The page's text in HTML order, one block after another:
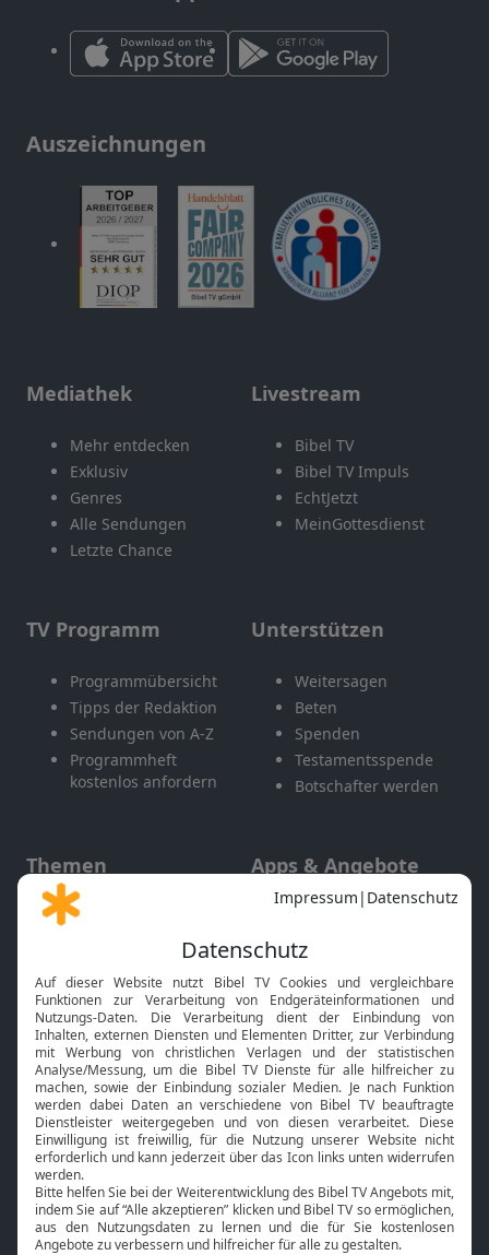
Auszeichnungen
Mediathek
Mehr entdecken
Exklusiv
Genres
Alle Sendungen
Letzte Chance
Livestream
Bibel TV
Bibel TV Impuls
EchtJetzt
MeinGottesdienst
TV Programm
Programmübersicht
Tipps der Redaktion
Sendungen von A-Z
Programmheft
kostenlos anfordern
Unterstützen
Weitersagen
Beten
Spenden
Testamentsspende
Botschafter werden
Themen
Gott und Bibel erklärt
Neuigkeiten
Apps & Angebote
Mobile App
Smart TV
HbbTV
Bibelthek Online-Bibel
Nächster Gottesdienst
Bibel TV
Über uns
Jobs
Service
Kontakt
TV-Empfang